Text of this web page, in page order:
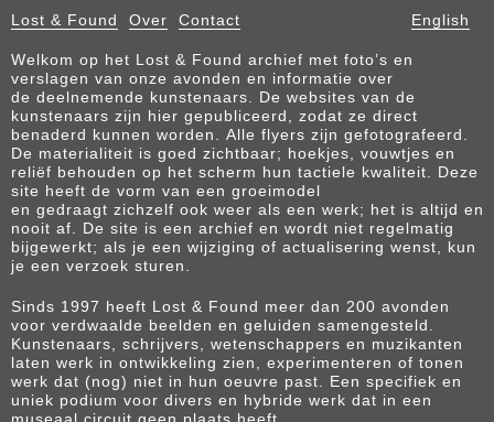
Lost & Found Over Contact English
Welkom op het Lost & Found archief met foto’s en
verslagen van onze avonden en informatie over
de deelnemende kunstenaars. De websites van de
kunstenaars zijn hier gepubliceerd, zodat ze direct
benaderd kunnen worden. Alle flyers zijn gefotografeerd.
De materialiteit is goed zichtbaar; hoekjes, vouwtjes en
reliëf behouden op het scherm hun tactiele kwaliteit. Deze
site heeft de vorm van een groeimodel
en gedraagt zichzelf ook weer als een werk; het is altijd en
nooit af. De site is een archief en wordt niet regelmatig
bijgewerkt; als je een wijziging of actualisering wenst, kun
je een verzoek sturen.
Sinds 1997 heeft Lost & Found meer dan 200 avonden
voor verdwaalde beelden en geluiden samengesteld.
Kunstenaars, schrijvers, wetenschappers en muzikanten
laten werk in ontwikkeling zien, experimenteren of tonen
werk dat (nog) niet in hun oeuvre past. Een specifiek en
uniek podium voor divers en hybride werk dat in een